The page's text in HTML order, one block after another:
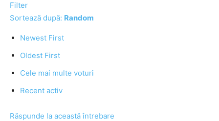
Filter
Sortează după: Random
Newest First
Oldest First
Cele mai multe voturi
Recent activ
Răspunde la această întrebare